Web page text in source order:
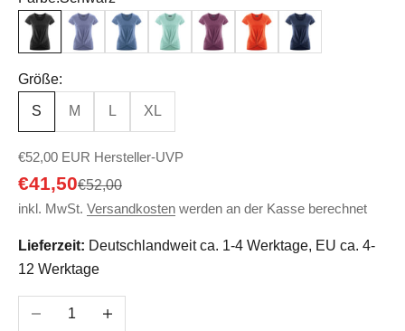
SchwarzLavendelBlueberrySalbei Purple Brick Navy
Größe:
S M L XL
€52,00 EUR Hersteller-UVP
Angebot
€41,50Regulärer Preis
€52,00
inkl. MwSt. Versandkosten werden an der Kasse berechnet
Lieferzeit: Deutschlandweit ca. 1-4 Werktage, EU ca. 4-
12 Werktage
Anzahl verringernAnzahl erhöhen